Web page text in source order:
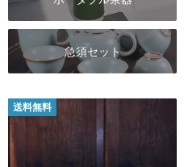
急須セット
送料無料